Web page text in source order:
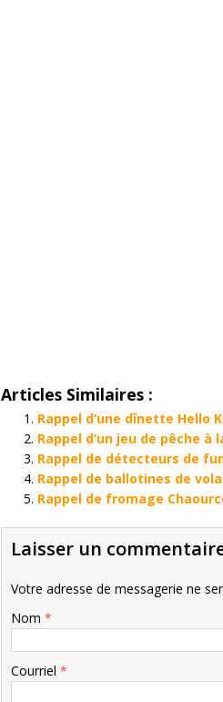
Articles Similaires :
Rappel d’une dînette Hello
Rappel d’un jeu de pêche à
Rappel de détecteurs de
Rappel de ballotines de
Rappel de fromage
Laisser un
Votre adresse de messagerie ne
Nom *
Courriel *